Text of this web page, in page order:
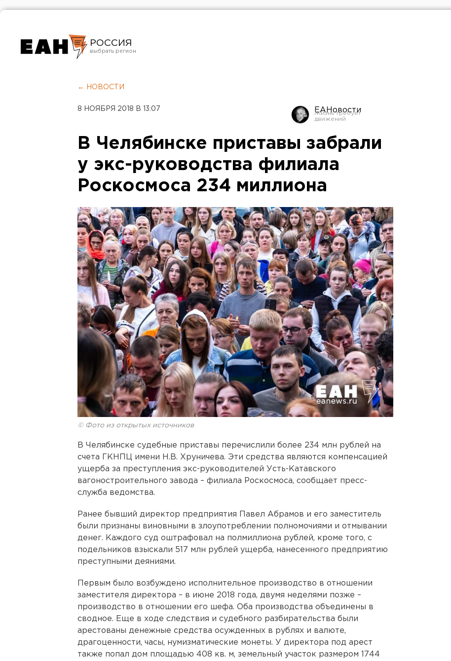
РОССИЯ
Челябинск
← НОВОСТИ
8 НОЯБРЯ 2018 В 13:07 ЕАНовости
В Челябинске приставы забрали
у экс-руководства филиала
Роскосмоса 234 миллиона
© Фото из открытых источников
В Челябинске судебные приставы перечислили более 234 млн рублей на
счета ГКНПЦ имени Н.В. Хруничева. Эти средства являются компенсацией
ущерба за преступления экс-руководителей Усть-Катавского
вагоностроительного завода – филиала Роскосмоса, сообщает пресс-
служба ведомства.
Ранее бывший директор предприятия Павел Абрамов и его заместитель
были признаны виновными в злоупотреблении полномочиями и отмывании
денег. Каждого суд оштрафовал на полмиллиона рублей, кроме того, с
подельников взыскали 517 млн рублей ущерба, нанесенного предприятию
преступными деяниями.
Первым было возбуждено исполнительное производство в отношении
заместителя директора – в июне 2018 года, двумя неделями позже –
производство в отношении его шефа. Оба производства объединены в
сводное. Еще в ходе следствия и судебного разбирательства были
арестованы денежные средства осужденных в рублях и валюте,
драгоценности, часы, нумизматические монеты. У директора под арест
также попал дом площадью 408 кв. м, земельный участок размером 1744